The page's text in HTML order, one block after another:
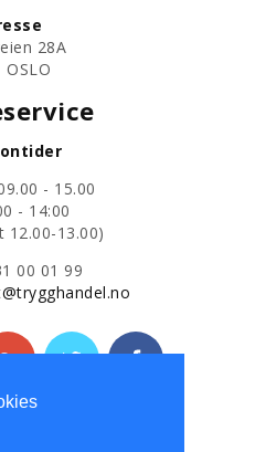
28A
OSLO
- 15.00
- 14:00
12.00-13.00)
00 01 99